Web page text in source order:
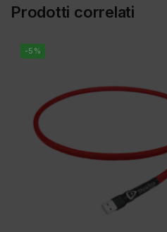
Prodotti correlati
-5%